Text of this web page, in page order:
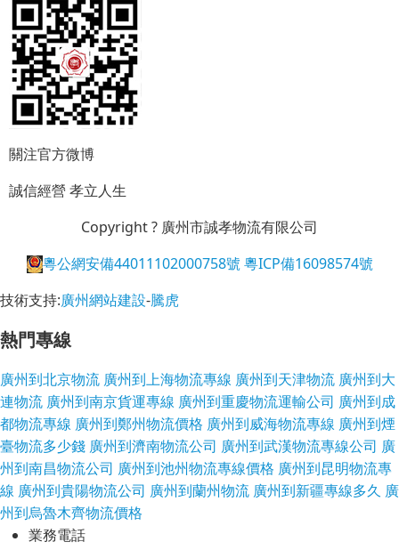
關注官方微博
誠信經營孝立人生
Copyright ? 廣州市誠孝物流有限公司
粵公網安備44011102000758號 粵ICP備16098574號
技術支持:廣州網站建設-騰虎
熱門專線
廣州到北京物流 廣州到上海物流專線 廣州到天津物流 廣州到大
連物流 廣州到南京貨運專線 廣州到重慶物流運輸公司 廣州到成
都物流專線 廣州到鄭州物流價格 廣州到威海物流專線 廣州到煙
臺物流多少錢 廣州到濟南物流公司 廣州到武漢物流專線公司 廣
州到南昌物流公司 廣州到池州物流專線價格 廣州到昆明物流專
線 廣州到貴陽物流公司 廣州到蘭州物流 廣州到新疆專線多久 廣
州到烏魯木齊物流價格
業務電話